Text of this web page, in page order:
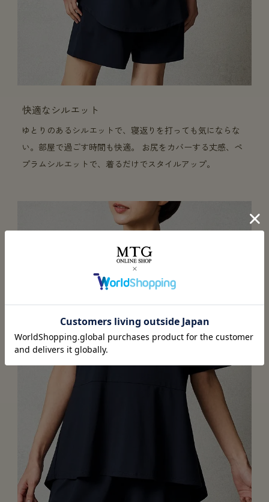
快適なシルエット
ゆとりのあるシルエットで、寝返りを打っても気にならな
い。部屋で過ごす時間も快適。 お尻をカバーする丈感、ペ
プラムシルエットで、着るだけでスタイルアップ。